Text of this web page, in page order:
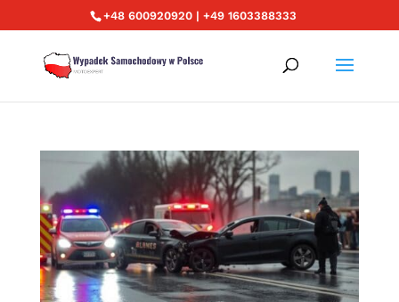
+48 600920920 | +49 1603388333